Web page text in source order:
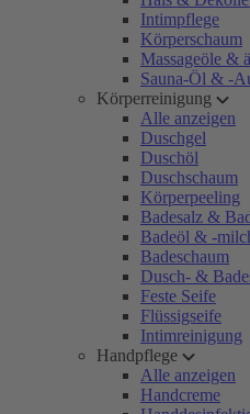
Intimpflege
Körperschaum
Massageöle &
Sauna-Öl & -
Körperreinigung
Alle anzeigen
Duschgel
Duschöl
Duschschaum
Körperpeeling
Badesalz &
Badeöl & -
Badeschaum
Dusch- &
Feste Seife
Flüssigseife
Intimreinigung
Handpflege
Alle anzeigen
Handcreme